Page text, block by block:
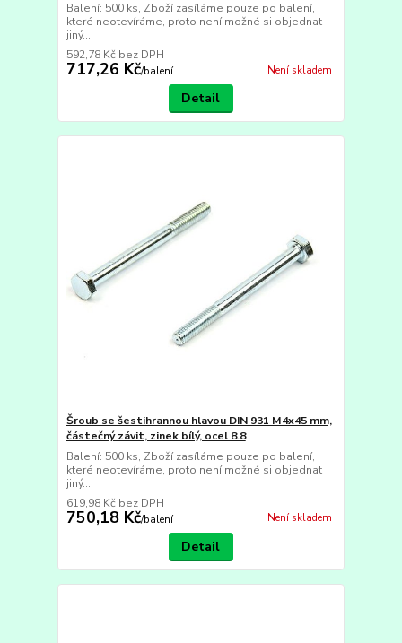
Balení: 500 ks, Zboží zasíláme pouze po balení,
které neotevíráme, proto není možné si objednat
jiný...
717,26 Kč/balení
592,78 Kč bez DPH
Není skladem
Detail
Šroub se šestihrannou hlavou DIN 931 M4x45 mm,
částečný závit, zinek bílý, ocel 8.8
Balení: 500 ks, Zboží zasíláme pouze po balení,
které neotevíráme, proto není možné si objednat
jiný...
750,18 Kč/balení
619,98 Kč bez DPH
Není skladem
Detail